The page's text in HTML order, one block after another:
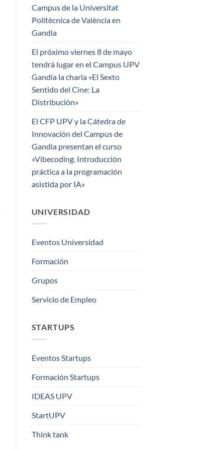
Campus de la Universitat
Politècnica de València en
Gandia
El próximo viernes 8 de mayo
tendrá lugar en el Campus UPV
Gandia la charla «El Sexto
Sentido del Cine: La
Distribución»
El CFP UPV y la Cátedra de
Innovación del Campus de
Gandia presentan el curso
«Vibecoding. Introducción
práctica a la programación
asistida por IA»
UNIVERSIDAD
Eventos Universidad
Formación
Grupos
Servicio de Empleo
STARTUPS
Eventos Startups
Formación Startups
IDEAS UPV
StartUPV
Think tank